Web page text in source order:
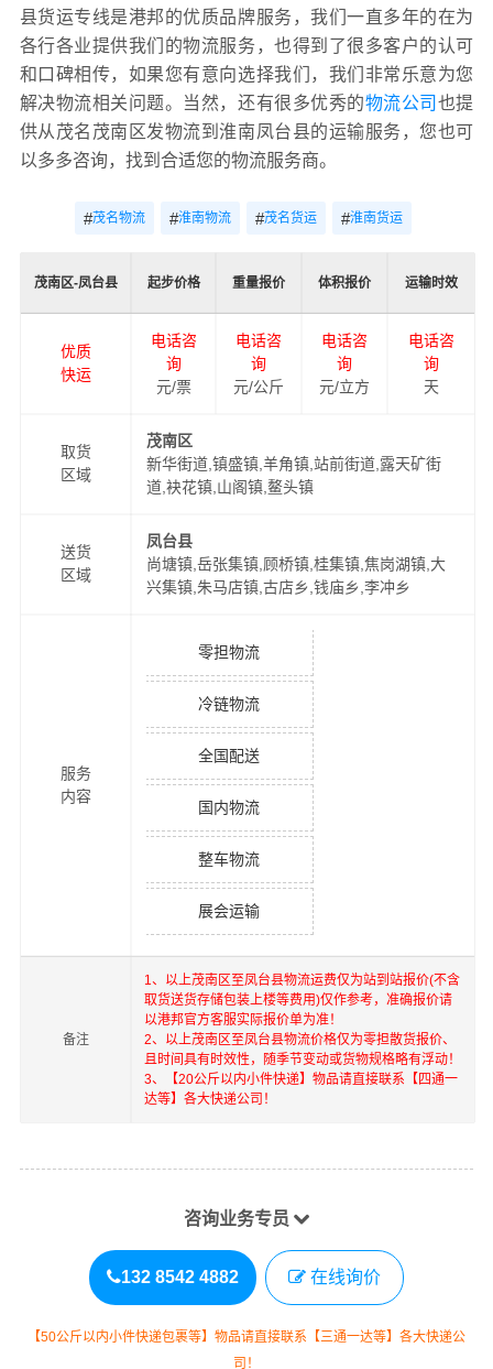
县货运专线是港邦的优质品牌服务，我们一直多年的在为
各行各业提供我们的物流服务，也得到了很多客户的认可
和口碑相传，如果您有意向选择我们，我们非常乐意为您
解决物流相关问题。当然，还有很多优秀的物流公司 也提
供从茂名茂南区发物流到淮南凤台县的运输服务，您也可
以多多咨询，找到合适您的物流服务商。
#茂名物流 #淮南物流 #茂名货运 #淮南货运
茂南区-凤台县 起步价格 重量报价 体积报价 运输时效
优质
快运
电话咨
询
元/票
电话咨
询
元/公斤
电话咨
询
元/立方
电话咨
询
天
取货
区域
茂南区
新华街道,镇盛镇,羊角镇,站前街道,露天矿街
道,袂花镇,山阁镇,鳌头镇
送货
区域
凤台县
尚塘镇,岳张集镇,顾桥镇,桂集镇,焦岗湖镇,大
兴集镇,朱马店镇,古店乡,钱庙乡,李冲乡
服务
内容
零担物流
冷链物流
全国配送
国内物流
整车物流
展会运输
备注
1、以上茂南区 至凤台县物流运费仅为站到站报价(不含
取货送货存储包装上楼等费用)仅作参考，准确报价请
以港邦官方客服实际报价单为准！
2、以上茂南区 至凤台县物流价格仅为零担散货报价、
且时间具有时效性，随季节变动或货物规格略有浮动！
3、【20公斤以内小件快递】物品请直接联系【四通一
达等】各大快递公司！
咨询业务专员
132 8542 4882 在线询价
【50公斤以内小件快递包裹等】物品请直接联系【三通一达等】各大快递公
司！